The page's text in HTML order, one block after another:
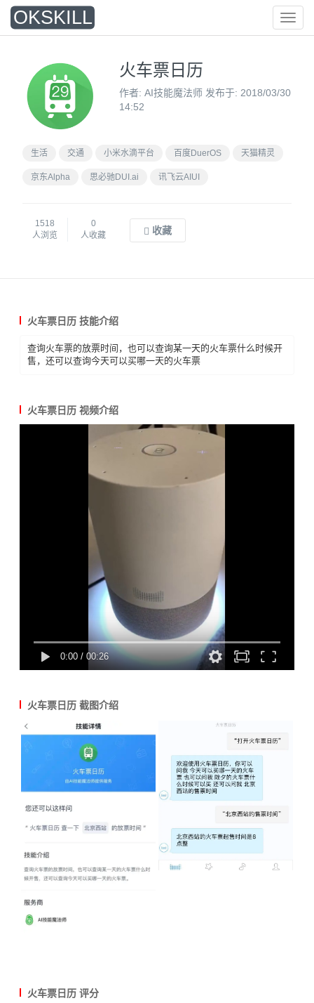
菜
单
OKSKILL
火车票日历
作者: AI技能魔法师 发布于: 2018/03/30
14:52
生活 交通 小米水滴平台 百度DuerOS 天猫精灵
京东Alpha 思必驰DUI.ai 讯飞云AIUI
1518
人浏览
0
人收藏
收藏
火车票日历 技能介绍
查询火车票的放票时间，也可以查询某一天的火车票什么时候开
售，还可以查询今天可以买哪一天的火车票
火车票日历 视频介绍
0:00 / 00:26
火车票日历 截图介绍
火车票日历 评分